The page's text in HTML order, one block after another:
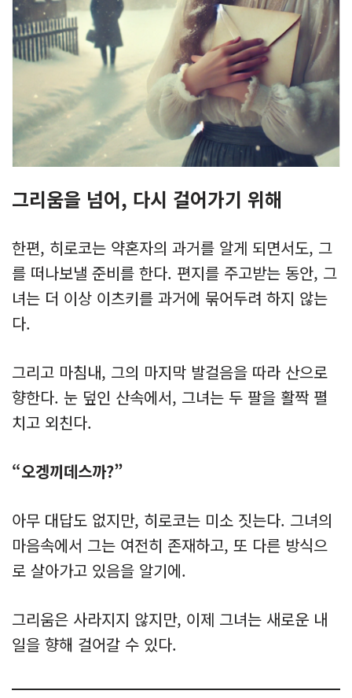
그리움을 넘어, 다시 걸어가기 위해
한편, 히로코는 약혼자의 과거를 알게 되면서도, 그
를 떠나보낼 준비를 한다. 편지를 주고받는 동안, 그
녀는 더 이상 이츠키를 과거에 묶어두려 하지 않는
다.
그리고 마침내, 그의 마지막 발걸음을 따라 산으로
향한다. 눈 덮인 산속에서, 그녀는 두 팔을 활짝 펼
치고 외친다.
“오겡끼데스까?”
아무 대답도 없지만, 히로코는 미소 짓는다. 그녀의
마음속에서 그는 여전히 존재하고, 또 다른 방식으
로 살아가고 있음을 알기에.
그리움은 사라지지 않지만, 이제 그녀는 새로운 내
일을 향해 걸어갈 수 있다.